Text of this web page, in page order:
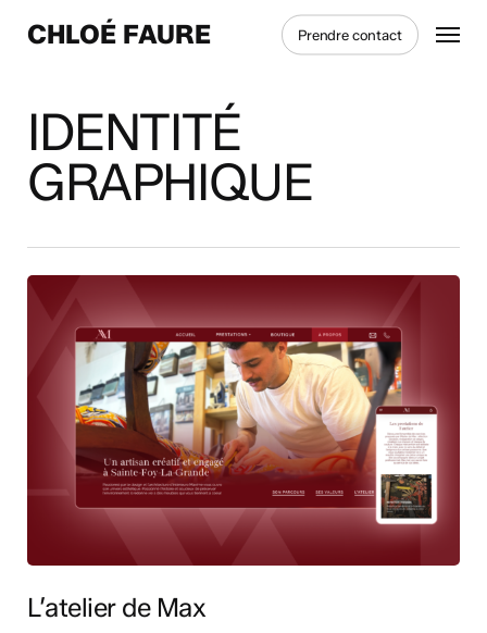
CHLOÉ FAURE Prendre contact Menu
IDENTITÉ
GRAPHIQUE
L’atelier de Max